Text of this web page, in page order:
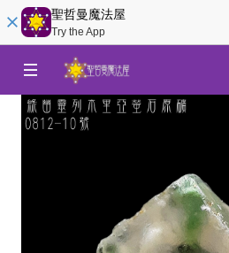
聖哲曼魔法屋
Try the App